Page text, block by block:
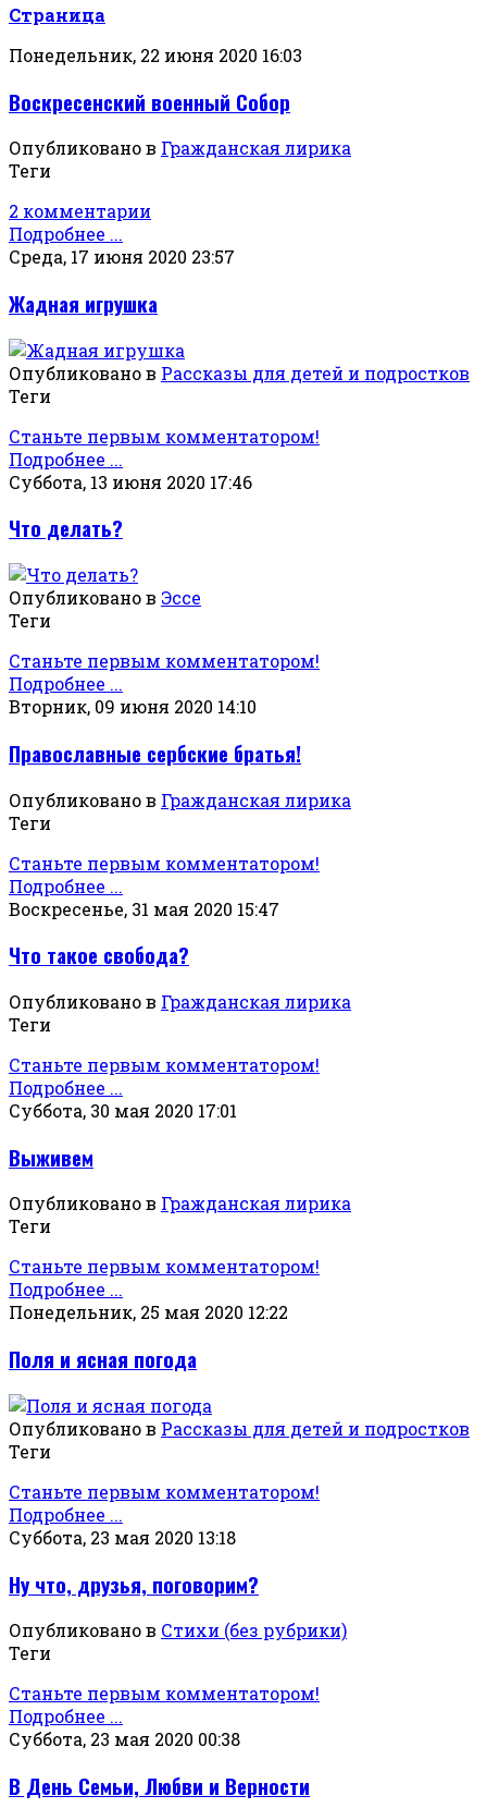
Страница
Понедельник, 22 июня 2020 16:03
Воскресенский военный Собор
Опубликовано в Гражданская лирика
Теги
2 комментарии
Подробнее ...
Среда, 17 июня 2020 23:57
Жадная игрушка
Опубликовано в Рассказы для детей и подростков
Теги
Станьте первым комментатором!
Подробнее ...
Суббота, 13 июня 2020 17:46
Что делать?
Опубликовано в Эссе
Теги
Станьте первым комментатором!
Подробнее ...
Вторник, 09 июня 2020 14:10
Православные сербские братья!
Опубликовано в Гражданская лирика
Теги
Станьте первым комментатором!
Подробнее ...
Воскресенье, 31 мая 2020 15:47
Что такое свобода?
Опубликовано в Гражданская лирика
Теги
Станьте первым комментатором!
Подробнее ...
Суббота, 30 мая 2020 17:01
Выживем
Опубликовано в Гражданская лирика
Теги
Станьте первым комментатором!
Подробнее ...
Понедельник, 25 мая 2020 12:22
Поля и ясная погода
Опубликовано в Рассказы для детей и подростков
Теги
Станьте первым комментатором!
Подробнее ...
Суббота, 23 мая 2020 13:18
Ну что, друзья, поговорим?
Опубликовано в Стихи (без рубрики)
Теги
Станьте первым комментатором!
Подробнее ...
Суббота, 23 мая 2020 00:38
В День Семьи, Любви и Верности